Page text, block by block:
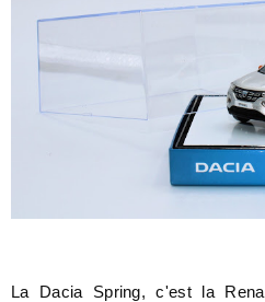
La Dacia Spring, c'est la